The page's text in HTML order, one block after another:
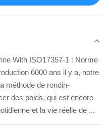
With ISO17357-1 : Norme
6000 ans il y a, notre
méthode de rondin-
des poids, qui est encore
et la vie réelle de ...